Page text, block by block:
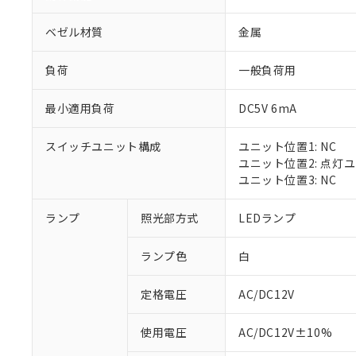
ベゼル材質 金属
負荷 一般負荷用
最小適用負荷 DC5V 6mA
スイッチユニット構成
ユニット位置1: NC
ユニット位置2: 点灯
ユニット位置3: NC
ランプ 照光部方式 LEDランプ
ランプ色 白
定格電圧 AC/DC12V
使用電圧 AC/DC12V±10%
ご利用条件
※1 対応状況
調査・確認中：
非該当品：ライセ
仕入先様の事情に
があります。
※1 中国